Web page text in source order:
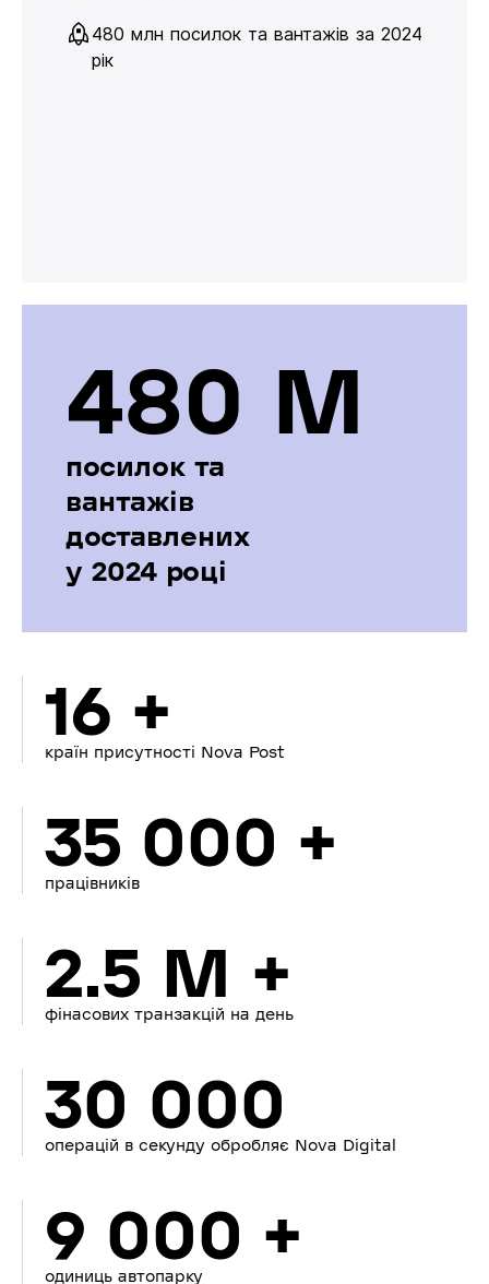
480 млн посилок та вантажів за 2024
рік
480 М
посилок та
вантажів
доставлених
у 2024 році
16 +
країн присутності Nova Post
35 000 +
працівників
2.5 M +
фінасових транзакцій на день
30 000
операцій в секунду обробляє Nova Digital
9 000 +
одиниць автопарку